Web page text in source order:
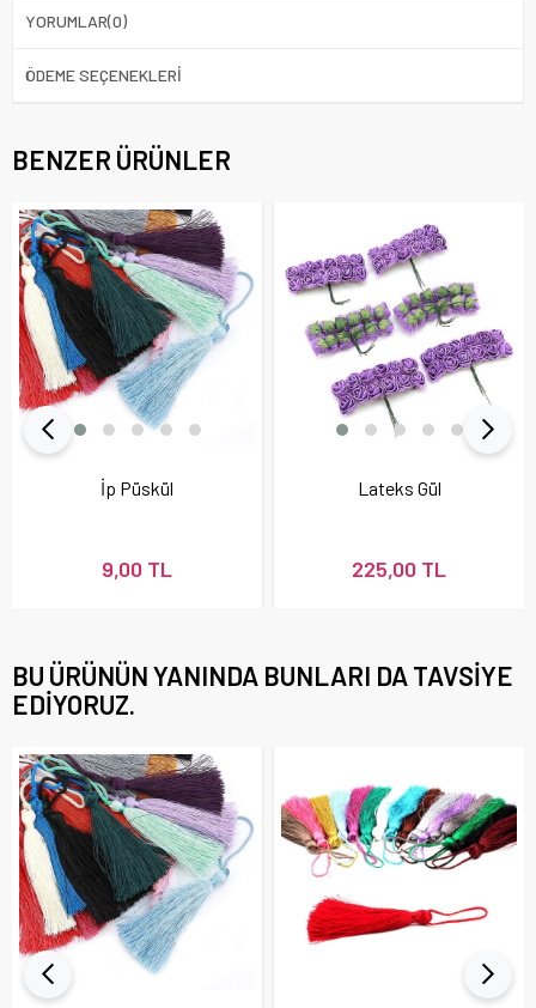
YORUMLAR(0)
ÖDEME SEÇENEKLERI
BENZER ÜRÜNLER
İp Püskül
9,00 TL
Lateks Gül
225,00 TL
BU ÜRÜNÜN YANINDA BUNLARI DA TAVSIYE
EDIYORUZ.